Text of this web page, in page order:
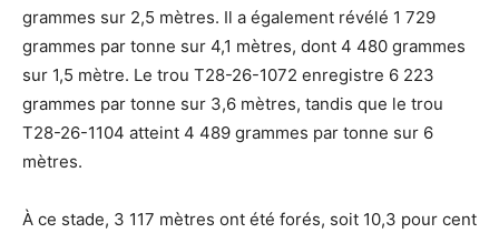
grammes sur 2,5 mètres. Il a également révélé 1 729
grammes par tonne sur 4,1 mètres, dont 4 480 grammes
sur 1,5 mètre. Le trou T28-26-1072 enregistre 6 223
grammes par tonne sur 3,6 mètres, tandis que le trou
T28-26-1104 atteint 4 489 grammes par tonne sur 6
mètres.
À ce stade, 3 117 mètres ont été forés, soit 10,3 pour cent